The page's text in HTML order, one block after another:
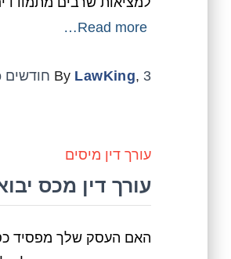
Read more…
By LawKing, 3 חודשים
עורך דין מיסים
עורך דין מכס
האם העסק שלך מפסיד